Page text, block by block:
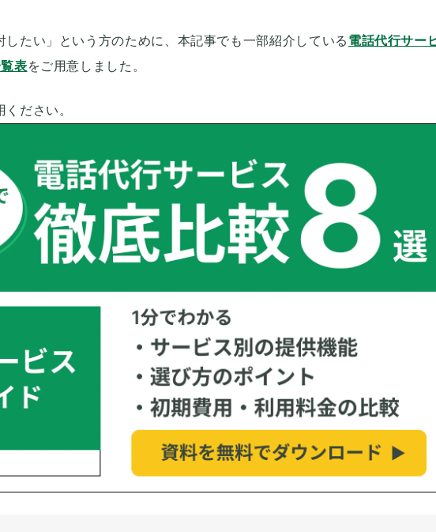
したい」という方のために、本記事でも一部紹介している 電話代行サー
表をご用意しました。
ださい。